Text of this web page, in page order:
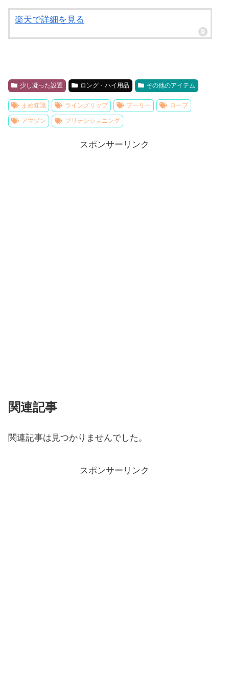
楽天で詳細を見る
少し凝った設置 ロング・ハイ用品 その他のアイテム
まめ知識 ライングリップ プーリー ロープ
アマゾン プリテンショニング
スポンサーリンク
関連記事
関連記事は見つかりませんでした。
スポンサーリンク